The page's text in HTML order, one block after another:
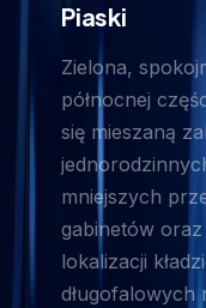
Piaski
Zielona,
północnej
się mieszaną
mniejszych
gabinetów
lokalizacji
długofalowych